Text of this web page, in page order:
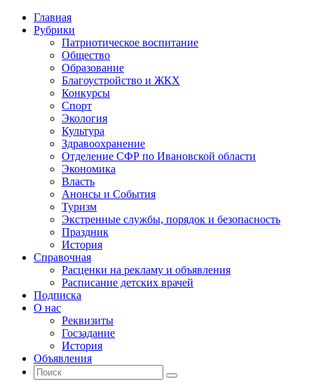
Главная
Рубрики
Патриотическое воспитание
Общество
Образование
Благоустройство и ЖКХ
Конкурсы
Спорт
Экология
Культура
Здравоохранение
Отделение СФР по Ивановской области
Экономика
Власть
Анонсы и События
Туризм
Экстренные службы, порядок и безопасность
Праздник
История
Справочная
Расценки на рекламу и объявления
Расписание детских врачей
Подписка
О нас
Реквизиты
Госзадание
История
Объявления
Поиск
Искать:
Поиск